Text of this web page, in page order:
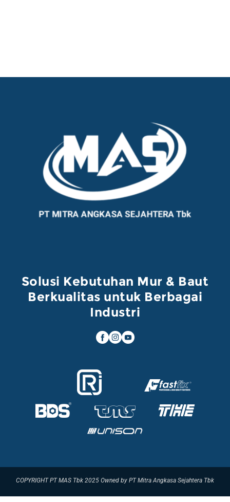
Solusi Kebutuhan Mur & Baut
Berkualitas untuk Berbagai
Industri
COPYRIGHT PT MAS Tbk 2025 Owned by PT Mitra Angkasa Sejahtera Tbk